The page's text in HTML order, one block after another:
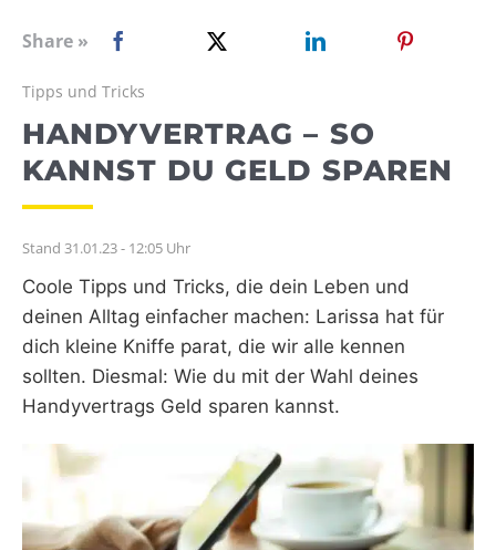
WEBRADIO
Share »
Tipps und Tricks
HANDYVERTRAG – SO
KANNST DU GELD SPAREN
Stand 31.01.23 - 12:05 Uhr
Coole Tipps und Tricks, die dein Leben und
deinen Alltag einfacher machen: Larissa hat für
dich kleine Kniffe parat, die wir alle kennen
sollten. Diesmal: Wie du mit der Wahl deines
Handyvertrags Geld sparen kannst.